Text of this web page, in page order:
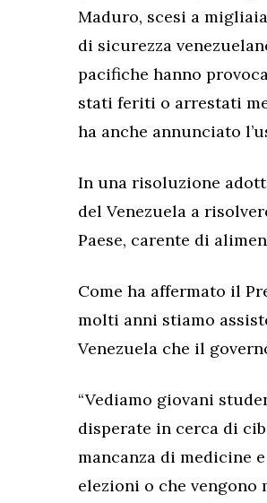
Maduro, scesi a
di sicurezza
pacifiche hanno
stati feriti o arrestati
ha anche annunciato
In una risoluzione
del Venezuela a
Paese, carente di
Come ha affermato il
molti anni stiamo
Venezuela che il
“Vediamo giovani
disperate in cerca di
mancanza di medicine
elezioni o che